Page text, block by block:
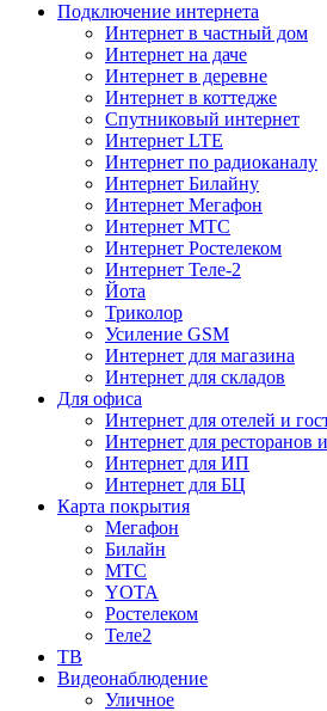
Подключение интернета
Интернет в частный дом
Интернет на даче
Интернет в деревне
Интернет в коттедже
Спутниковый интернет
Интернет LTE
Интернет по радиоканалу
Интернет Билайну
Интернет Мегафон
Интернет МТС
Интернет Ростелеком
Интернет Теле-2
Йота
Триколор
Усиление GSM
Интернет для магазина
Интернет для складов
Для офиса
Интернет для отелей и
Интернет для ресторанов
Интернет для ИП
Интернет для БЦ
Карта покрытия
Мегафон
Билайн
МТС
YOTA
Ростелеком
Теле2
ТВ
Видеонаблюдение
Уличное